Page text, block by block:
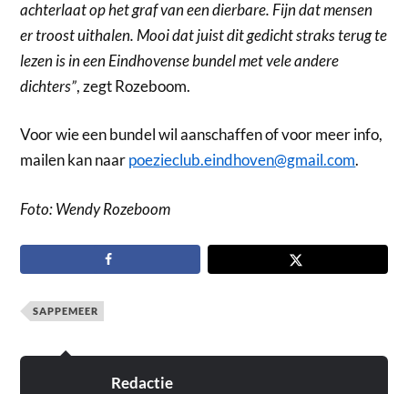
achterlaat op het graf van een dierbare. Fijn dat mensen
er troost uithalen. Mooi dat juist dit gedicht straks terug te
lezen is in een Eindhovense bundel met vele andere
dichters”, zegt Rozeboom.
Voor wie een bundel wil aanschaffen of voor meer info,
mailen kan naarpoezieclub.eindhoven@gmail.com.
Foto: Wendy Rozeboom
SAPPEMEER
Redactie